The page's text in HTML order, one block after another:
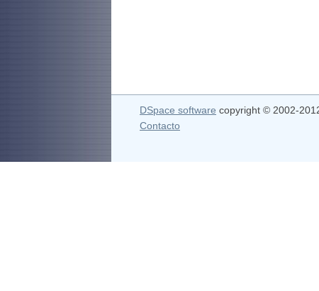
DSpace software copyright © 2002-
Contacto